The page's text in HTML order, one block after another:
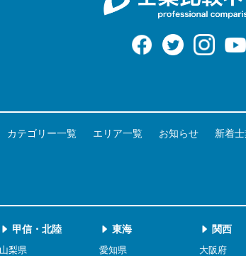
カテゴリー一覧 エリア一覧 お知らせ 新着
甲信・北陸
山梨県
東海
愛知県
関西
大阪府